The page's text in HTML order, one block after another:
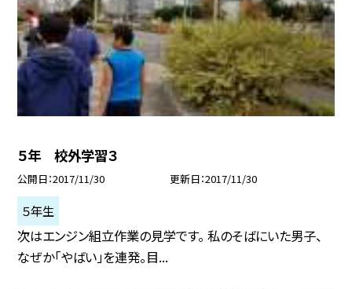
５年 校外学習３
公開日 2017/11/30 更新日 2017/11/30
５年生
次はエンジン組立作業の見学です。 私のそばにいた男子、
なぜか「やばい」を連発。目...